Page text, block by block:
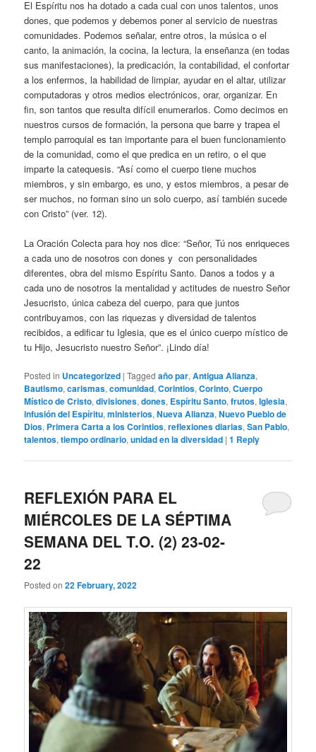
El Espíritu nos ha dotado a cada cual con unos talentos, unos
dones, que podemos y debemos poner al servicio de nuestras
comunidades. Podemos señalar, entre otros, la música o el
canto, la animación, la cocina, la lectura, la enseñanza (en todas
sus manifestaciones), la predicación, la contabilidad, el confortar
a los enfermos, la habilidad de limpiar, ayudar en el altar, utilizar
computadoras y otros medios electrónicos, orar, organizar. En
fin, son tantos que resulta difícil enumerarlos. Como decimos en
nuestros cursos de formación, la persona que barre y trapea el
templo parroquial es tan importante para el buen funcionamiento
de la comunidad, como el que predica en un retiro, o el que
imparte la catequesis. “Así como el cuerpo tiene muchos
miembros, y sin embargo, es uno, y estos miembros, a pesar de
ser muchos, no forman sino un solo cuerpo, así también sucede
con Cristo” (ver. 12).
La Oración Colecta para hoy nos dice: “Señor, Tú nos enriqueces
a cada uno de nosotros con dones y con personalidades
diferentes, obra del mismo Espíritu Santo. Danos a todos y a
cada uno de nosotros la mentalidad y actitudes de nuestro Señor
Jesucristo, única cabeza del cuerpo, para que juntos
contribuyamos, con las riquezas y diversidad de talentos
recibidos, a edificar tu Iglesia, que es el único cuerpo místico de
tu Hijo, Jesucristo nuestro Señor”. ¡Lindo día!
Posted in Uncategorized |Tagged año par,Antigua Alianza,
Bautismo,carismas,comunidad,Corintios,Corinto,Cuerpo
Místico de Cristo,divisiones,dones, Espíritu Santo,frutos,Iglesia,
infusión del Espíritu,ministerios,Nueva Alianza,Nuevo Pueblo de
Dios, Primera Carta a los Corintios,reflexiones diarias,San Pablo,
talentos,tiempo ordinario,unidad en la diversidad |1 Reply
REFLEXIÓN PARA EL
MIÉRCOLES DE LA SÉPTIMA
SEMANA DEL T.O. (2) 23-02-
22
Posted on22 February, 2022